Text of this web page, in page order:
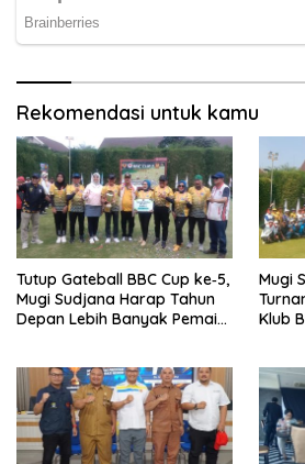
Rekomendasi untuk kamu
Tutup Gateball BBC Cup ke‑5,
Mugi Sudjana Harap Tahun
Depan Lebih Banyak Pemain
Mugi
Klub